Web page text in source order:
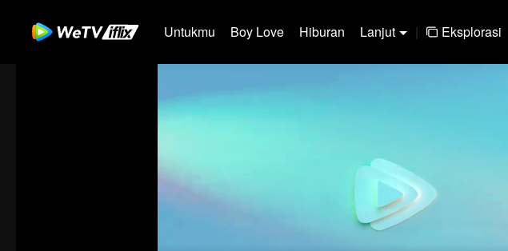
Untukmu Boy Love Hiburan Lanjut | Eksplorasi